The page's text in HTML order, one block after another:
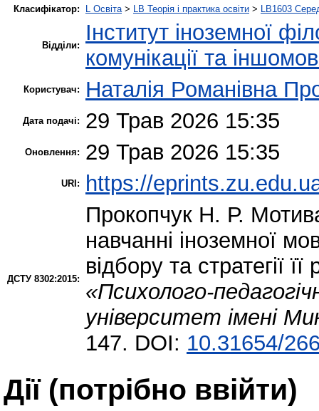
Класифікатор: L Освіта > LB Теорія і практика освіти > LB1603
Відділи:
Інститут іноземної
комунікації та
Користувач: Наталія Романівна
Дата подачі: 29 Трав 2026 15:35
Оновлення: 29 Трав 2026 15:35
URI: https://
ДСТУ 8302:2015:
Прокопчук Н. Р.
навчанні іноземної
відбору та стратегії її
«Психолого-
університет імені
147. DOI: 10.31654/
Дії ​​(потрібно ввійти)